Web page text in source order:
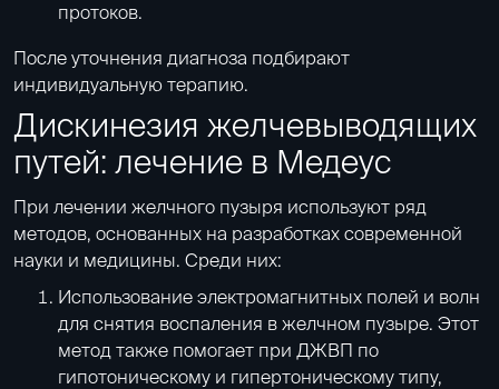
протоков.
После уточнения диагноза подбирают
индивидуальную терапию.
Дискинезия желчевыводящих
путей: лечение в Медеус
При лечении желчного пузыря используют ряд
методов, основанных на разработках современной
науки и медицины. Среди них:
Использование электромагнитных полей и волн
для снятия воспаления в желчном пузыре. Этот
метод также помогает при ДЖВП по
гипотоническому и гипертоническому типу,